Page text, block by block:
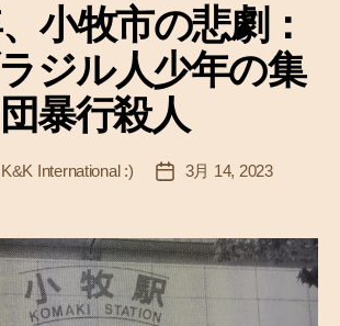
リ
ー
小牧市の悲劇：
ジル人少年の集
団暴行殺人
K&K International :)
投 3月 14, 2023